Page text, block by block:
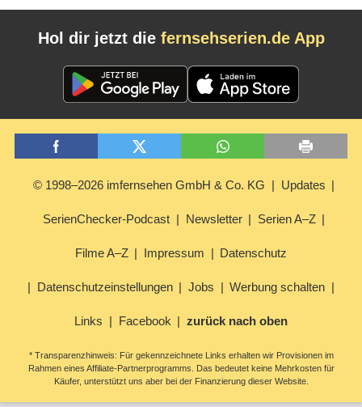
Hol dir jetzt die fernsehserien.de App
© 1998–2026 imfernsehen GmbH & Co. KG Updates
SerienChecker-Podcast Newsletter Serien A–Z
Filme A–Z Impressum Datenschutz
Datenschutzeinstellungen Jobs Werbung schalten
Links Facebook zurück nach oben
* Transparenzhinweis: Für gekennzeichnete Links erhalten wir Provisionen im
Rahmen eines Affiliate-Partnerprogramms. Das bedeutet keine Mehrkosten für
Käufer, unterstützt uns aber bei der Finanzierung dieser Website.